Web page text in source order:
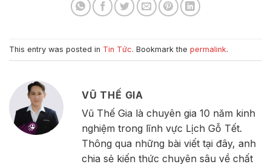
This entry was posted in Tin Tức. Bookmark the permalink.
VŨ THẾ GIA
Vũ Thế Gia là chuyên gia 10 năm kinh
nghiệm trong lĩnh vực Lịch Gỗ Tết.
Thông qua những bài viết tại đây, anh
chia sẻ kiến thức chuyên sâu về chất